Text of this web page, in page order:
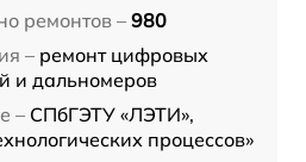
ремонтов – 980
– ремонт цифровых
и дальномеров
– СПбГЭТУ «ЛЭТИ»,
процессов»